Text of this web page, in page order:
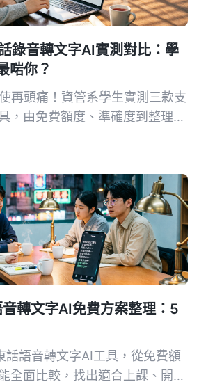
錄音轉文字AI實測對比：學
啱你？
再頭痛！資管系學生實測三款支
，由免費額度、準確度到整理功
轉文字AI免費方案整理：5
話語音轉文字AI工具，從免費額
全面比較，找出適合上課、開